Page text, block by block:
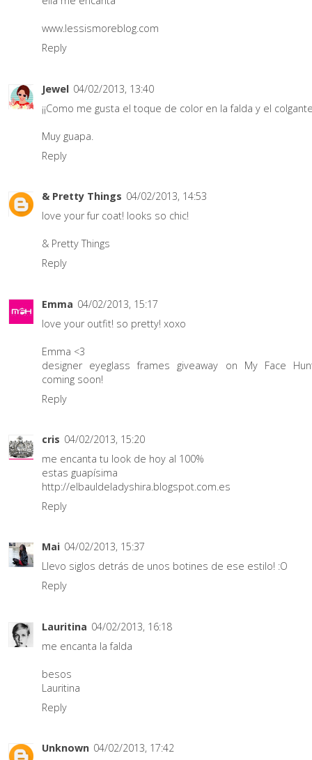
www.lessismoreblog.com
Reply
Jewel 04/02/2013, 13:40
¡¡Como me gusta el toque de color en la falda y el
Muy guapa.
Reply
& Pretty Things 04/02/2013, 14:53
love your fur coat! looks so chic!
& Pretty Things
Reply
Emma 04/02/2013, 15:17
love your outfit! so pretty! xoxo
Emma <3
designer eyeglass frames giveaway on My Face
coming soon!
Reply
cris 04/02/2013, 15:20
me encanta tu look de hoy al 100%
estas guapísima
http://elbauldeladyshira.blogspot.com.es
Reply
Mai 04/02/2013, 15:37
Llevo siglos detrás de unos botines de ese estilo! :O
Reply
Lauritina 04/02/2013, 16:18
me encanta la falda
besos
Lauritina
Reply
Unknown 04/02/2013, 17:42